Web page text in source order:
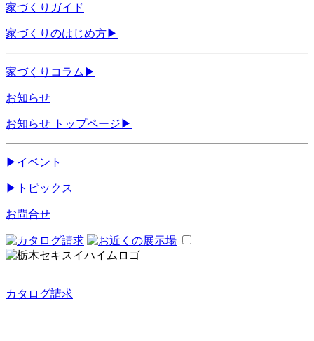
家づくりガイド
家づくりのはじめ方▶
家づくりコラム ▶
お知らせ
お知らせ トップページ ▶
▶ イベント
▶ トピックス
お問合せ
カタログ請求